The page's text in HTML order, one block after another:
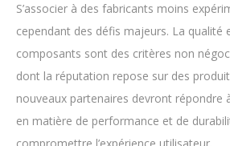
S’associer à des fabricants moins
cependant des défis majeurs. La qualité
composants sont des critères non
dont la réputation repose sur des
nouveaux partenaires devront répondre
en matière de performance et de